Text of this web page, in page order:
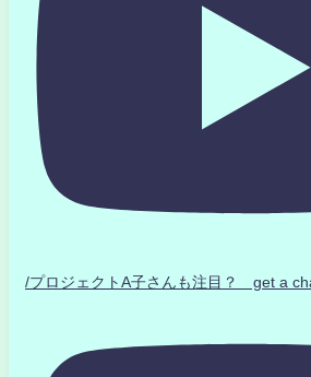
/プロジェクトA子さんも注目？ get a